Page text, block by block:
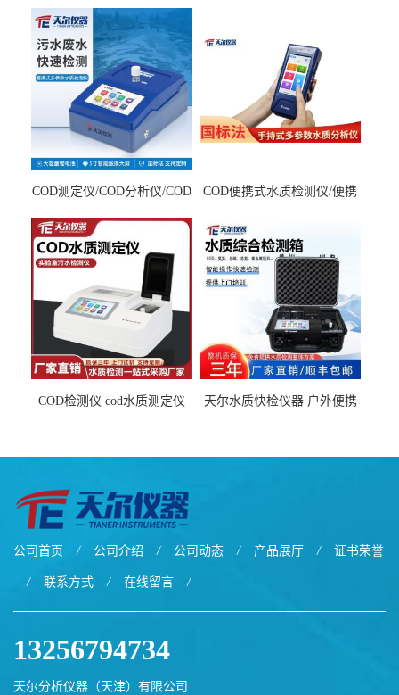
COD测定仪/COD分析仪/COD
COD便携式水质检测仪/便携
COD检测仪 cod水质测定仪
天尔水质快检仪器 户外便携
公司首页 / 公司介绍 / 公司动态 / 产品展厅 / 证书荣誉
/ 联系方式 / 在线留言 /
13256794734
天尔分析仪器（天津）有限公司